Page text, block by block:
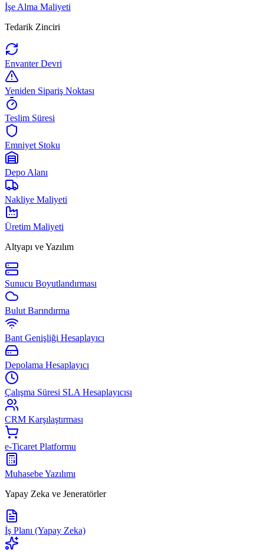
İşe Alma Maliyeti
Tedarik Zinciri
Envanter Devri
Yeniden Sipariş Noktası
Teslim Süresi
Emniyet Stoku
Depo Alanı
Nakliye Maliyeti
Üretim Maliyeti
Altyapı ve Yazılım
Sunucu Boyutlandırması
Bulut Barındırma
Bant Genişliği Hesaplayıcı
Depolama Hesaplayıcı
Çalışma Süresi SLA Hesaplayıcısı
CRM Karşılaştırması
e-Ticaret Platformu
Muhasebe Yazılımı
Yapay Zeka ve Jeneratörler
İş Planı (Yapay Zeka)